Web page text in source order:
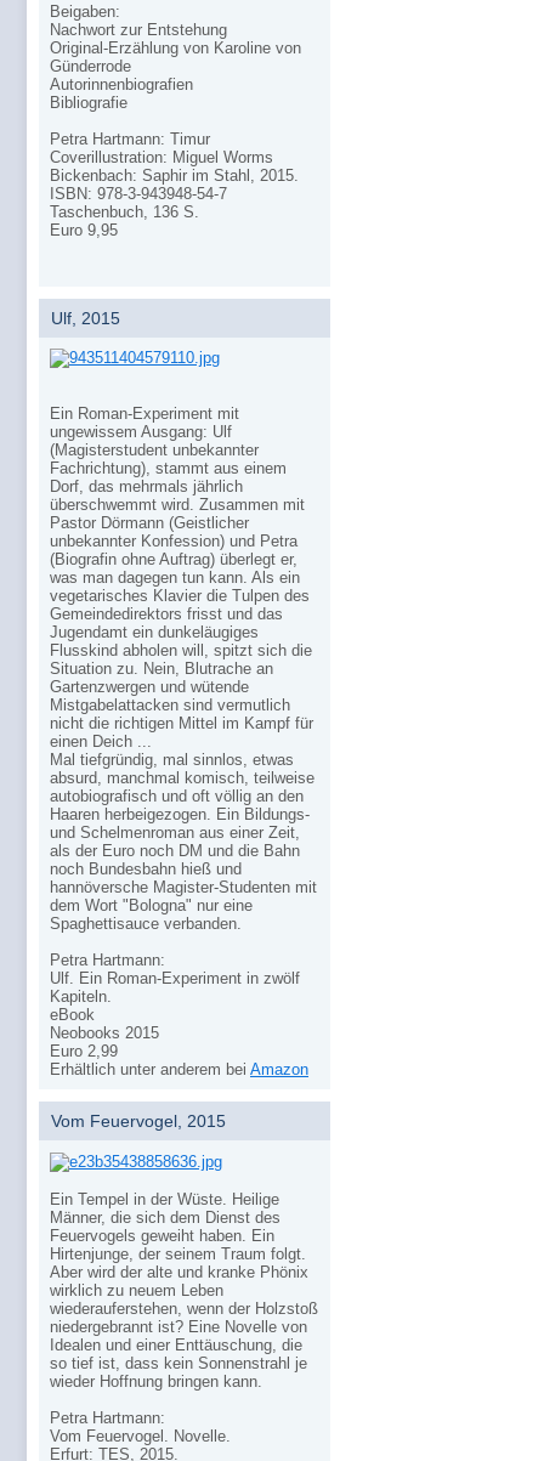
Beigaben:
Nachwort zur Entstehung
Original-Erzählung von Karoline von
Günderrode
Autorinnenbiografien
Bibliografie
Petra Hartmann: Timur
Coverillustration: Miguel Worms
Bickenbach: Saphir im Stahl, 2015.
ISBN: 978-3-943948-54-7
Taschenbuch, 136 S.
Euro 9,95
Ulf, 2015
Ein Roman-Experiment mit
ungewissem Ausgang: Ulf
(Magisterstudent unbekannter
Fachrichtung), stammt aus einem
Dorf, das mehrmals jährlich
überschwemmt wird. Zusammen mit
Pastor Dörmann (Geistlicher
unbekannter Konfession) und Petra
(Biografin ohne Auftrag) überlegt er,
was man dagegen tun kann. Als ein
vegetarisches Klavier die Tulpen des
Gemeindedirektors frisst und das
Jugendamt ein dunkeläugiges
Flusskind abholen will, spitzt sich die
Situation zu. Nein, Blutrache an
Gartenzwergen und wütende
Mistgabelattacken sind vermutlich
nicht die richtigen Mittel im Kampf für
einen Deich ...
Mal tiefgründig, mal sinnlos, etwas
absurd, manchmal komisch, teilweise
autobiografisch und oft völlig an den
Haaren herbeigezogen. Ein Bildungs-
und Schelmenroman aus einer Zeit,
als der Euro noch DM und die Bahn
noch Bundesbahn hieß und
hannöversche Magister-Studenten mit
dem Wort "Bologna" nur eine
Spaghettisauce verbanden.
Petra Hartmann:
Ulf. Ein Roman-Experiment in zwölf
Kapiteln.
eBook
Neobooks 2015
Euro 2,99
Erhältlich unter anderem bei Amazon
Vom Feuervogel, 2015
Ein Tempel in der Wüste. Heilige
Männer, die sich dem Dienst des
Feuervogels geweiht haben. Ein
Hirtenjunge, der seinem Traum folgt.
Aber wird der alte und kranke Phönix
wirklich zu neuem Leben
wiederauferstehen, wenn der Holzstoß
niedergebrannt ist? Eine Novelle von
Idealen und einer Enttäuschung, die
so tief ist, dass kein Sonnenstrahl je
wieder Hoffnung bringen kann.
Petra Hartmann:
Vom Feuervogel. Novelle.
Erfurt: TES, 2015.